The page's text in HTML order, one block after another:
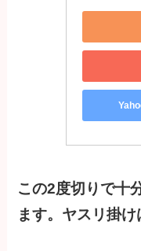
この2度切りで十
ます。ヤスリ掛